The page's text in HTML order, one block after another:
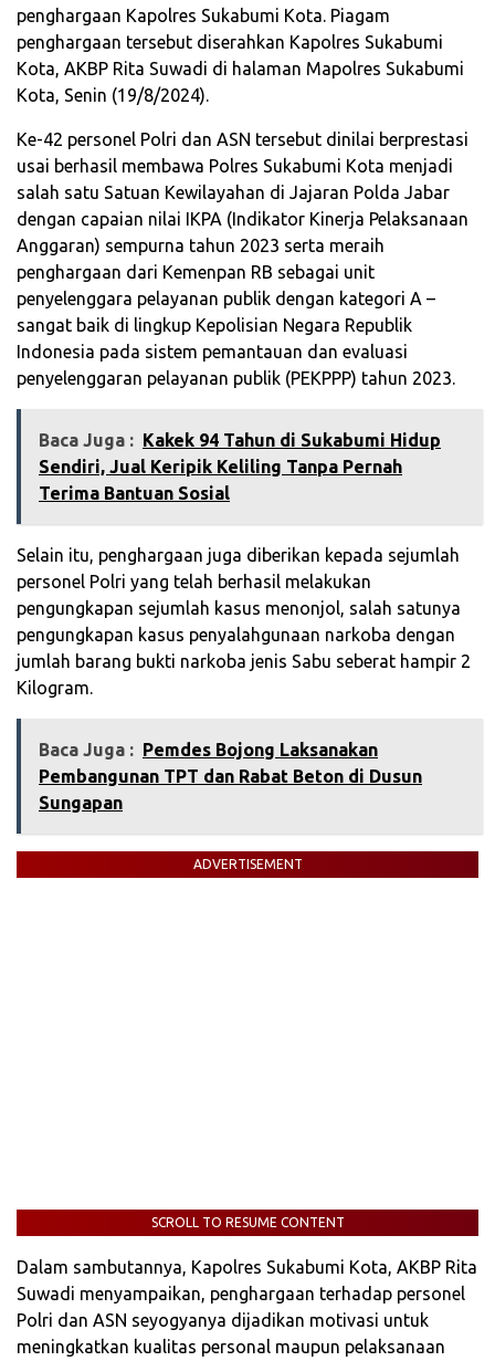
penghargaan Kapolres Sukabumi Kota. Piagam
penghargaan tersebut diserahkan Kapolres Sukabumi
Kota, AKBP Rita Suwadi di halaman Mapolres Sukabumi
Kota, Senin (19/8/2024).
Ke-42 personel Polri dan ASN tersebut dinilai berprestasi
usai berhasil membawa Polres Sukabumi Kota menjadi
salah satu Satuan Kewilayahan di Jajaran Polda Jabar
dengan capaian nilai IKPA (Indikator Kinerja Pelaksanaan
Anggaran) sempurna tahun 2023 serta meraih
penghargaan dari Kemenpan RB sebagai unit
penyelenggara pelayanan publik dengan kategori A –
sangat baik di lingkup Kepolisian Negara Republik
Indonesia pada sistem pemantauan dan evaluasi
penyelenggaran pelayanan publik (PEKPPP) tahun 2023.
Baca Juga : ‎Kakek 94 Tahun di Sukabumi Hidup
Sendiri, Jual Keripik Keliling Tanpa Pernah
Terima Bantuan Sosial
Selain itu, penghargaan juga diberikan kepada sejumlah
personel Polri yang telah berhasil melakukan
pengungkapan sejumlah kasus menonjol, salah satunya
pengungkapan kasus penyalahgunaan narkoba dengan
jumlah barang bukti narkoba jenis Sabu seberat hampir 2
Kilogram.
Baca Juga : Pemdes Bojong Laksanakan
Pembangunan TPT dan Rabat Beton di Dusun
Sungapan
ADVERTISEMENT
SCROLL TO RESUME CONTENT
Dalam sambutannya, Kapolres Sukabumi Kota, AKBP Rita
Suwadi menyampaikan, penghargaan terhadap personel
Polri dan ASN seyogyanya dijadikan motivasi untuk
meningkatkan kualitas personal maupun pelaksanaan